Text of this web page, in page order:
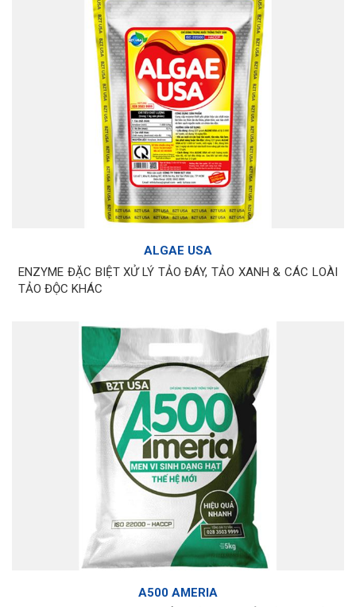
ALGAE USA
ENZYME ĐẶC BIỆT XỬ LÝ TẢO ĐÁY, TẢO XANH & CÁC LOÀI
TẢO ĐỘC KHÁC
A500 AMERIA